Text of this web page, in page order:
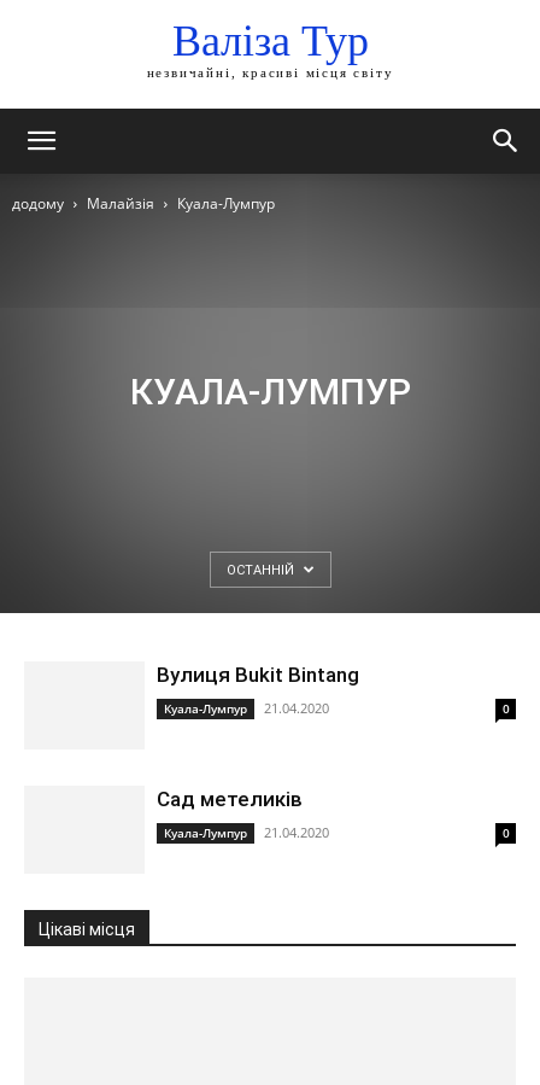
Валіза Тур
незвичайні, красиві місця світу
додому Малайзія Куала-Лумпур
КУАЛА-ЛУМПУР
ОСТАННІЙ
Вулиця Bukit Bintang
Куала-Лумпур 21.04.2020 0
Сад метеликів
Куала-Лумпур 21.04.2020 0
Цікаві місця